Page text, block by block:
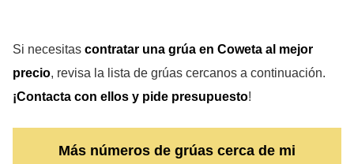
Si necesitas contratar una grúa en Coweta al mejor
precio, revisa la lista de grúas cercanos a continuación.
¡Contacta con ellos y pide presupuesto!
Más números de grúas cerca de mi